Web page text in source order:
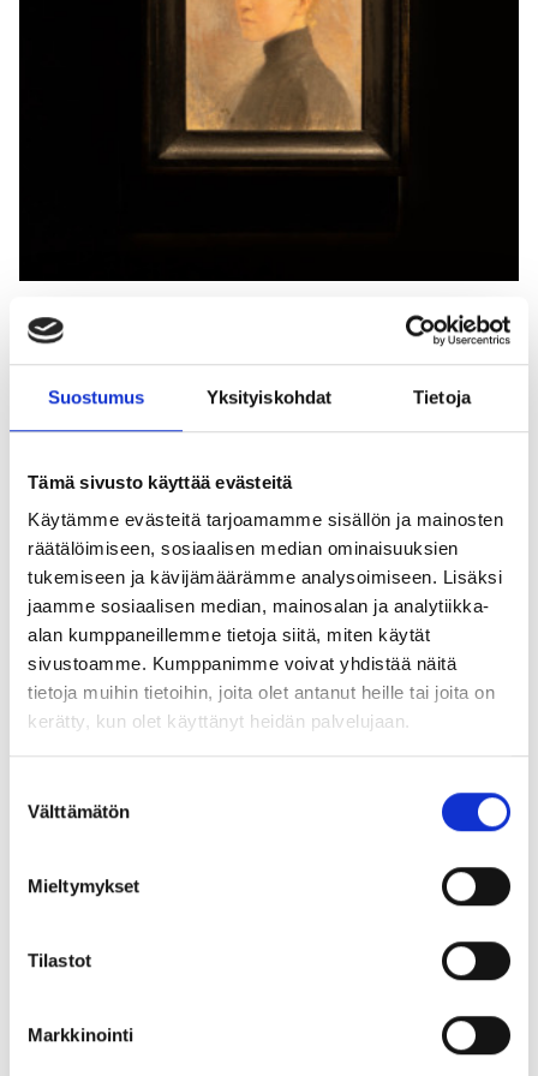
Suostumus Yksityiskohdat Tietoja
Tämä sivusto käyttää evästeitä
Käytämme evästeitä tarjoamamme sisällön ja mainosten
räätälöimiseen, sosiaalisen median ominaisuuksien
tukemiseen ja kävijämäärämme analysoimiseen. Lisäksi
jaamme sosiaalisen median, mainosalan ja analytiikka-
alan kumppaneillemme tietoja siitä, miten käytät
sivustoamme. Kumppanimme voivat yhdistää näitä
tietoja muihin tietoihin, joita olet antanut heille tai joita on
kerätty, kun olet käyttänyt heidän palvelujaan.
valinta
Välttämätön
Mieltymykset
Tilastot
Markkinointi
Helene Schjerfbeckin syntymäpäivä
Tule mukaan juhlistamaan Helene Schjerfbeckin
syntymäpäivä ja kuvataiteen päivää museopihalla, joka
Music Warriors esiintyy klo 13–15 piirustus- ja
maalaustyöpajoja.
Lue lisää